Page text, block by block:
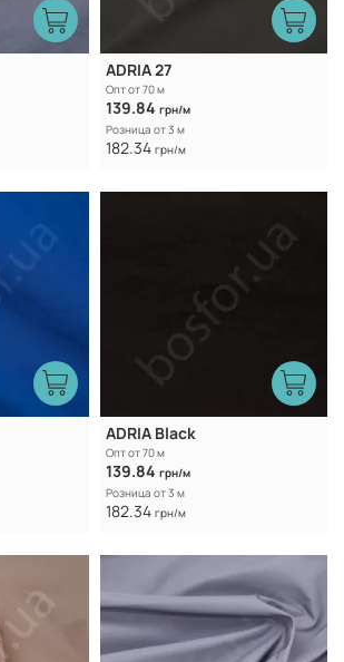
ADRIA 27
Опт от 70 м
139.84 грн/м
Розница от 3 м
182.34 грн/м
ADRIA Black
Опт от 70 м
139.84 грн/м
Розница от 3 м
182.34 грн/м